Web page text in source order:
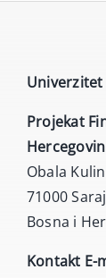
Univerzitet
Projekat
Obala
71000
Bosna i
Kontakt E-